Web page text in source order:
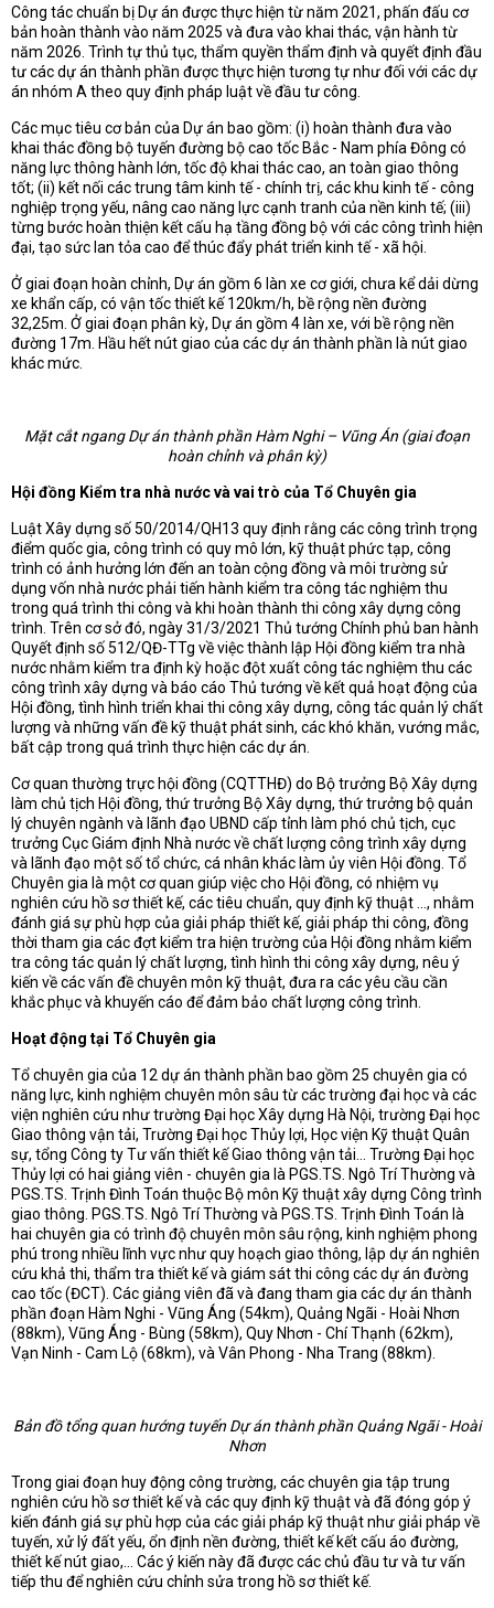
Công tác chuẩn bị Dự án được thực hiện từ năm 2021, phấn đấu cơ
bản hoàn thành vào năm 2025 và đưa vào khai thác, vận hành từ
năm 2026. Trình tự thủ tục, thẩm quyền thẩm định và quyết định đầu
tư các dự án thành phần được thực hiện tương tự như đối với các dự
án nhóm A theo quy định pháp luật về đầu tư công.
Các mục tiêu cơ bản của Dự án bao gồm: (i) hoàn thành đưa vào
khai thác đồng bộ tuyến đường bộ cao tốc Bắc - Nam phía Đông có
năng lực thông hành lớn, tốc độ khai thác cao, an toàn giao thông
tốt; (ii) kết nối các trung tâm kinh tế - chính trị, các khu kinh tế - công
nghiệp trọng yếu, nâng cao năng lực cạnh tranh của nền kinh tế; (iii)
từng bước hoàn thiện kết cấu hạ tầng đồng bộ với các công trình hiện
đại, tạo sức lan tỏa cao để thúc đẩy phát triển kinh tế - xã hội.
Ở giai đoạn hoàn chỉnh, Dự án gồm 6 làn xe cơ giới, chưa kể dải dừng
xe khẩn cấp, có vận tốc thiết kế 120km/h, bề rộng nền đường
32,25m. Ở giai đoạn phân kỳ, Dự án gồm 4 làn xe, với bề rộng nền
đường 17m. Hầu hết nút giao của các dự án thành phần là nút giao
khác mức.
Mặt cắt ngang Dự án thành phần Hàm Nghi – Vũng Án (giai đoạn
hoàn chỉnh và phân kỳ)
Hội đồng Kiểm tra nhà nước và vai trò của Tổ Chuyên gia
Luật Xây dựng số 50/2014/QH13 quy định rằng các công trình trọng
điểm quốc gia, công trình có quy mô lớn, kỹ thuật phức tạp, công
trình có ảnh hưởng lớn đến an toàn cộng đồng và môi trường sử
dụng vốn nhà nước phải tiến hành kiểm tra công tác nghiệm thu
trong quá trình thi công và khi hoàn thành thi công xây dựng công
trình. Trên cơ sở đó, ngày 31/3/2021 Thủ tướng Chính phủ ban hành
Quyết định số 512/QĐ-TTg về việc thành lập Hội đồng kiểm tra nhà
nước nhằm kiểm tra định kỳ hoặc đột xuất công tác nghiệm thu các
công trình xây dựng và báo cáo Thủ tướng về kết quả hoạt động của
Hội đồng, tình hình triển khai thi công xây dựng, công tác quản lý chất
lượng và những vấn đề kỹ thuật phát sinh, các khó khăn, vướng mắc,
bất cập trong quá trình thực hiện các dự án.
Cơ quan thường trực hội đồng (CQTTHĐ) do Bộ trưởng Bộ Xây dựng
làm chủ tịch Hội đồng, thứ trưởng Bộ Xây dựng, thứ trưởng bộ quản
lý chuyên ngành và lãnh đạo UBND cấp tỉnh làm phó chủ tịch, cục
trưởng Cục Giám định Nhà nước về chất lượng công trình xây dựng
và lãnh đạo một số tổ chức, cá nhân khác làm ủy viên Hội đồng. Tổ
Chuyên gia là một cơ quan giúp việc cho Hội đồng, có nhiệm vụ
nghiên cứu hồ sơ thiết kế, các tiêu chuẩn, quy định kỹ thuật ..., nhằm
đánh giá sự phù hợp của giải pháp thiết kế, giải pháp thi công, đồng
thời tham gia các đợt kiểm tra hiện trường của Hội đồng nhằm kiểm
tra công tác quản lý chất lượng, tình hình thi công xây dựng, nêu ý
kiến về các vấn đề chuyên môn kỹ thuật, đưa ra các yêu cầu cần
khắc phục và khuyến cáo để đảm bảo chất lượng công trình.
Hoạt động tại Tổ Chuyên gia
Tổ chuyên gia của 12 dự án thành phần bao gồm 25 chuyên gia có
năng lực, kinh nghiệm chuyên môn sâu từ các trường đại học và các
viện nghiên cứu như trường Đại học Xây dựng Hà Nội, trường Đại học
Giao thông vận tải, Trường Đại học Thủy lợi, Học viện Kỹ thuật Quân
sự, tổng Công ty Tư vấn thiết kế Giao thông vận tải… Trường Đại học
Thủy lợi có hai giảng viên - chuyên gia là PGS.TS. Ngô Trí Thường và
PGS.TS. Trịnh Đình Toán thuộc Bộ môn Kỹ thuật xây dựng Công trình
giao thông. PGS.TS. Ngô Trí Thường và PGS.TS. Trịnh Đình Toán là
hai chuyên gia có trình độ chuyên môn sâu rộng, kinh nghiệm phong
phú trong nhiều lĩnh vực như quy hoạch giao thông, lập dự án nghiên
cứu khả thi, thẩm tra thiết kế và giám sát thi công các dự án đường
cao tốc (ĐCT). Các giảng viên đã và đang tham gia các dự án thành
phần đoạn Hàm Nghi - Vũng Áng (54km), Quảng Ngãi - Hoài Nhơn
(88km), Vũng Áng - Bùng (58km), Quy Nhơn - Chí Thạnh (62km),
Vạn Ninh - Cam Lộ (68km), và Vân Phong - Nha Trang (88km).
Bản đồ tổng quan hướng tuyến Dự án thành phần Quảng Ngãi - Hoài
Nhơn
Trong giai đoạn huy động công trường, các chuyên gia tập trung
nghiên cứu hồ sơ thiết kế và các quy định kỹ thuật và đã đóng góp ý
kiến đánh giá sự phù hợp của các giải pháp kỹ thuật như giải pháp về
tuyến, xử lý đất yếu, ổn định nền đường, thiết kế kết cấu áo đường,
thiết kế nút giao,… Các ý kiến này đã được các chủ đầu tư và tư vấn
tiếp thu để nghiên cứu chỉnh sửa trong hồ sơ thiết kế.